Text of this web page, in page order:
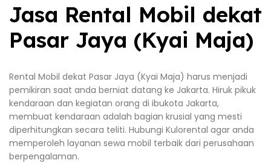
Jasa Rental Mobil dekat
Pasar Jaya (Kyai Maja)
Rental Mobil dekat Pasar Jaya (Kyai Maja) harus menjadi
pemikiran saat anda berniat datang ke Jakarta. Hiruk pikuk
kendaraan dan kegiatan orang di ibukota Jakarta,
membuat kendaraan adalah bagian krusial yang mesti
diperhitungkan secara teliti. Hubungi Kulorental agar anda
memperoleh layanan sewa mobil terbaik dari perusahaan
berpengalaman.